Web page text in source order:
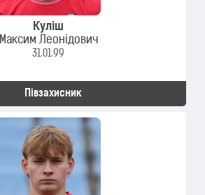
Куліш
Максим Леонідович
31.01.99
Півзахисник